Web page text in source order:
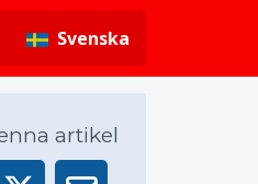
Svenska
artikel